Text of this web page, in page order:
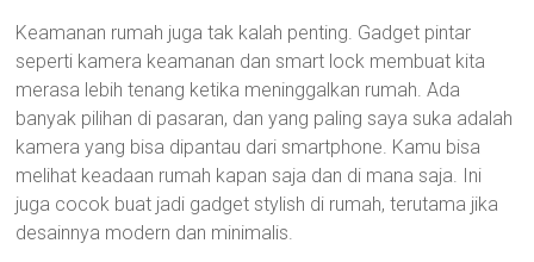
Keamanan rumah juga tak kalah penting. Gadget pintar
seperti kamera keamanan dan smart lock membuat kita
merasa lebih tenang ketika meninggalkan rumah. Ada
banyak pilihan di pasaran, dan yang paling saya suka adalah
kamera yang bisa dipantau dari smartphone. Kamu bisa
melihat keadaan rumah kapan saja dan di mana saja. Ini
juga cocok buat jadi gadget stylish di rumah, terutama jika
desainnya modern dan minimalis.